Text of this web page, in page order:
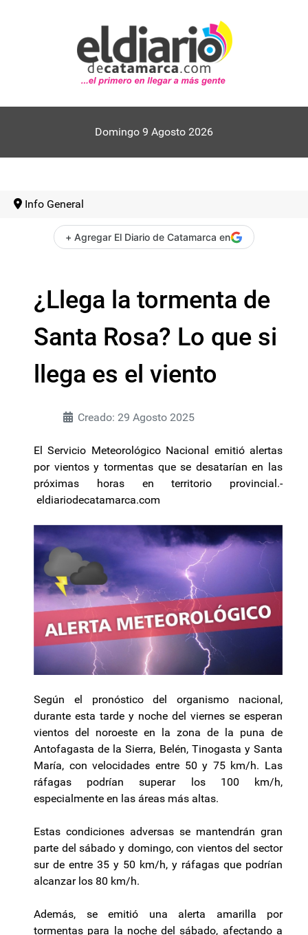
Domingo 9 Agosto 2026
Info General
+ Agregar El Diario de Catamarca en
¿Llega la tormenta de
Santa Rosa? Lo que si
llega es el viento
Creado: 29 Agosto 2025
El Servicio Meteorológico Nacional emitió alertas
por vientos y tormentas que se desatarían en las
próximas horas en territorio provincial.-
eldiariodecatamarca.com
Según el pronóstico del organismo nacional,
durante esta tarde y noche del viernes se esperan
vientos del noroeste en la zona de la puna de
Antofagasta de la Sierra, Belén, Tinogasta y Santa
María, con velocidades entre 50 y 75 km/h. Las
ráfagas podrían superar los 100 km/h,
especialmente en las áreas más altas.
Estas condiciones adversas se mantendrán gran
parte del sábado y domingo, con vientos del sector
sur de entre 35 y 50 km/h, y ráfagas que podrían
alcanzar los 80 km/h.
Además, se emitió una alerta amarilla por
tormentas para la noche del sábado, afectando a